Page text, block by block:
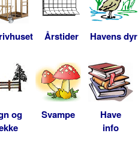
Årstider Havens dyr
og
Svampe
Have
info